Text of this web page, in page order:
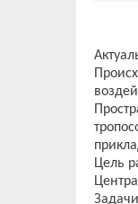
Цель